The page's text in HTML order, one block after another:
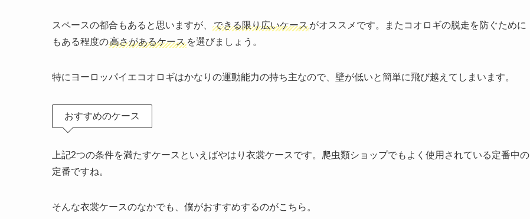
スペースの都合もあると思いますが、 できる限り広いケースがオススメです。またコオロギの脱走を防ぐために
もある程度の高さがあるケース を選びましょう。
特にヨーロッパイエコオロギはかなりの運動能力の持ち主なので、壁が低いと簡単に飛び越えてしまいます。
おすすめのケース
上記2つの条件を満たすケースといえばやはり 衣裳ケースです。爬虫類ショップでもよく使用されている定番中の
定番ですね。
そんな衣裳ケースのなかでも、僕がおすすめするのがこちら。